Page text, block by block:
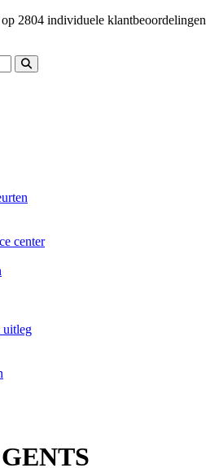
op 2804 individuele klantbeoordelingen
center
uitleg